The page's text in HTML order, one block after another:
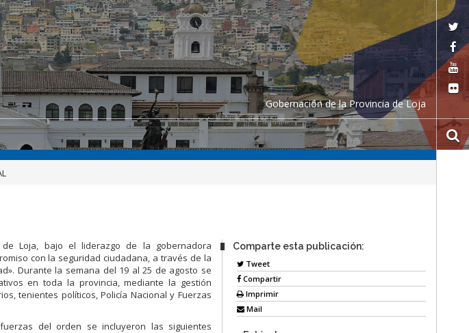
Gobernación de la Provincia de Loja
Loja, bajo el liderazgo de la gobernadora
con la seguridad ciudadana, a través de la
Durante la semana del 19 al 25 de agosto se
en toda la provincia, mediante la gestión
tenientes políticos, Policía Nacional y Fuerzas
del orden se incluyeron las siguientes
Comparte esta publicación:
Tweet
Compartir
Imprimir
Mail